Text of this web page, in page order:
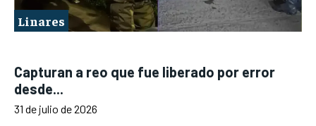
Linares
Capturan a reo que fue liberado por error
desde...
31 de julio de 2026